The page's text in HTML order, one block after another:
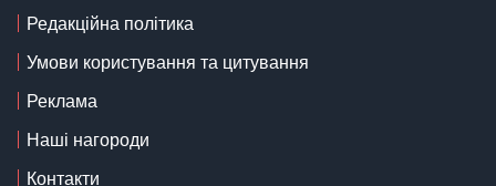
Редакційна політика
Умови користування та цитування
Реклама
Наші нагороди
Контакти